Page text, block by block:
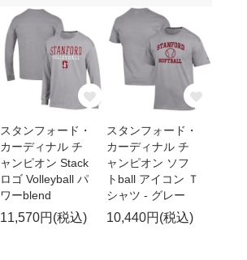
スタンフォード・
カーディナル チ
ャンピオン Stack
ロゴ Volleyball パ
ワーblend
11,570円(税込)
スタンフォード・
カーディナル チ
ャンピオン ソフ
トball アイコン Ｔ
シャツ - グレー
10,440円(税込)